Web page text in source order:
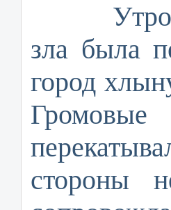
Утром
зла была
город
стороны